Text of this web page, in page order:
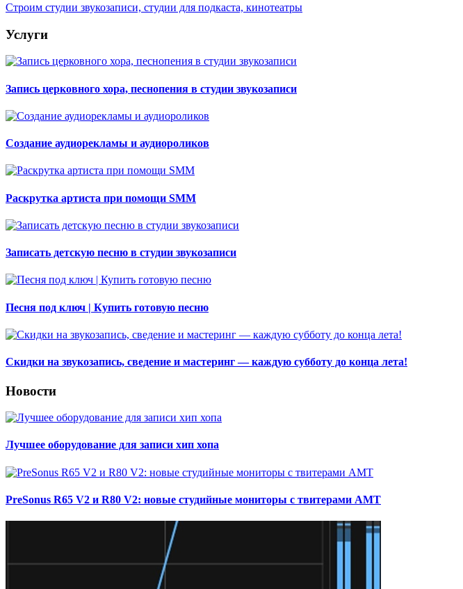
Строим студии звукозаписи, студии для подкаста, кинотеатры
Услуги
Запись церковного хора, песнопения в студии звукозаписи
Создание аудиорекламы и аудиороликов
Раскрутка артиста при помощи SMM
Записать детскую песню в студии звукозаписи
Песня под ключ | Купить готовую песню
Скидки на звукозапись, сведение и мастеринг — каждую субботу до конца лета!
Новости
Лучшее оборудование для записи хип хопа
PreSonus R65 V2 и R80 V2: новые студийные мониторы с твитерами AMT